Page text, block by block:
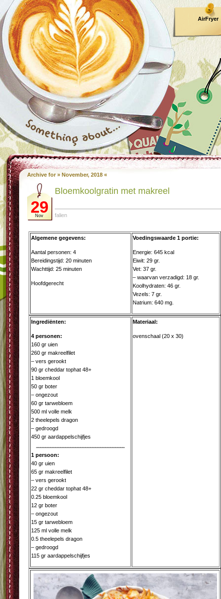
AirFryer
Archive for » November, 2018 «
29
Nov
Bloem­kool­gra­tin met ma­kreel
falien
Algemene gegevens:
Aantal personen: 4
Bereidingstijd: 20 minuten
Wachttijd: 25 minuten
Hoofdgerecht
Voedingswaarde 1 portie:
Energie: 645 kcal
Eiwit: 29 gr.
Vet: 37 gr.
– waarvan verzadigd: 18 gr.
Koolhydraten: 46 gr.
Vezels: 7 gr.
Natrium: 640 mg.
Ingrediënten:
4 personen:
160 gr uien
260 gr makreelfilet
– vers gerookt
90 gr cheddar tophat 48+
1 bloemkool
50 gr boter
– ongezout
60 gr tarwebloem
500 ml volle melk
2 theelepels dragon
– gedroogd
450 gr aardappelschijfjes
1 persoon:
40 gr uien
65 gr makreelfilet
– vers gerookt
22 gr cheddar tophat 48+
0.25 bloemkool
12 gr boter
– ongezout
15 gr tarwebloem
125 ml volle melk
0.5 theelepels dragon
– gedroogd
115 gr aardappelschijfjes
Materiaal:
ovenschaal (20 x 30)